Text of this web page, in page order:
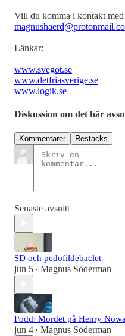
Vill du komma i kontakt
Länkar:
www.svegot.se
www.detfriasverige.se
www.logik.se
Diskussion om det här
Kommentarer Restacks
Senaste avsnitt
SD och pedofildebaclet
jun 5 • Magnus Söderman
Podd: Mordet på Henry
jun 4 • Magnus Söderman